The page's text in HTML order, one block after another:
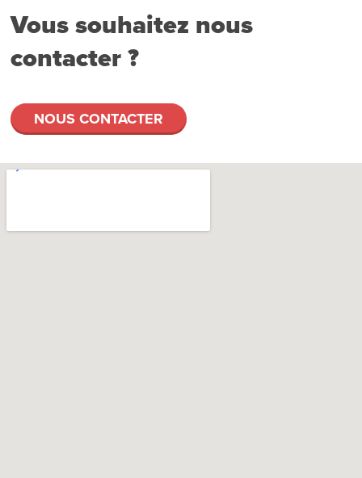
Vous souhaitez nous
contacter ?
NOUS CONTACTER